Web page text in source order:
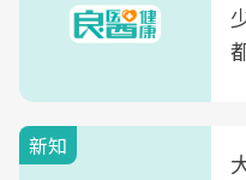
新知